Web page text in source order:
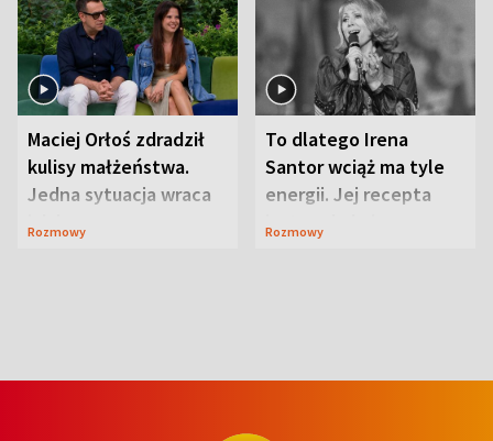
Maciej Orłoś zdradził
kulisy małżeństwa.
Jedna sytuacja wraca
jak bumerang
Rozmowy
To dlatego Irena
Santor wciąż ma tyle
energii. Jej recepta
jest zaskakująco
Rozmowy